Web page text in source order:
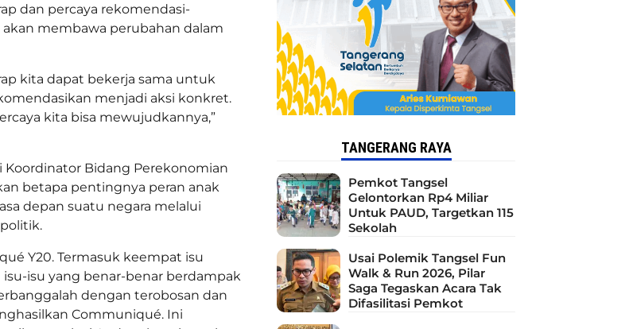
dan percaya rekomendasi-
membawa perubahan dalam
kita dapat bekerja sama untuk
menjadi aksi konkret.
kita bisa mewujudkannya,”
Bidang Perekonomian
betapa pentingnya peran anak
depan suatu negara melalui
Y20. Termasuk keempat isu
isu yang benar-benar berdampak
dengan terobosan dan
Communiqué. Ini
TANGERANG RAYA
Pemkot Tangsel
Gelontorkan Rp4 Miliar
Untuk PAUD, Targetkan 115
Sekolah
Usai Polemik Tangsel Fun
Walk & Run 2026, Pilar
Saga Tegaskan Acara Tak
Difasilitasi Pemkot